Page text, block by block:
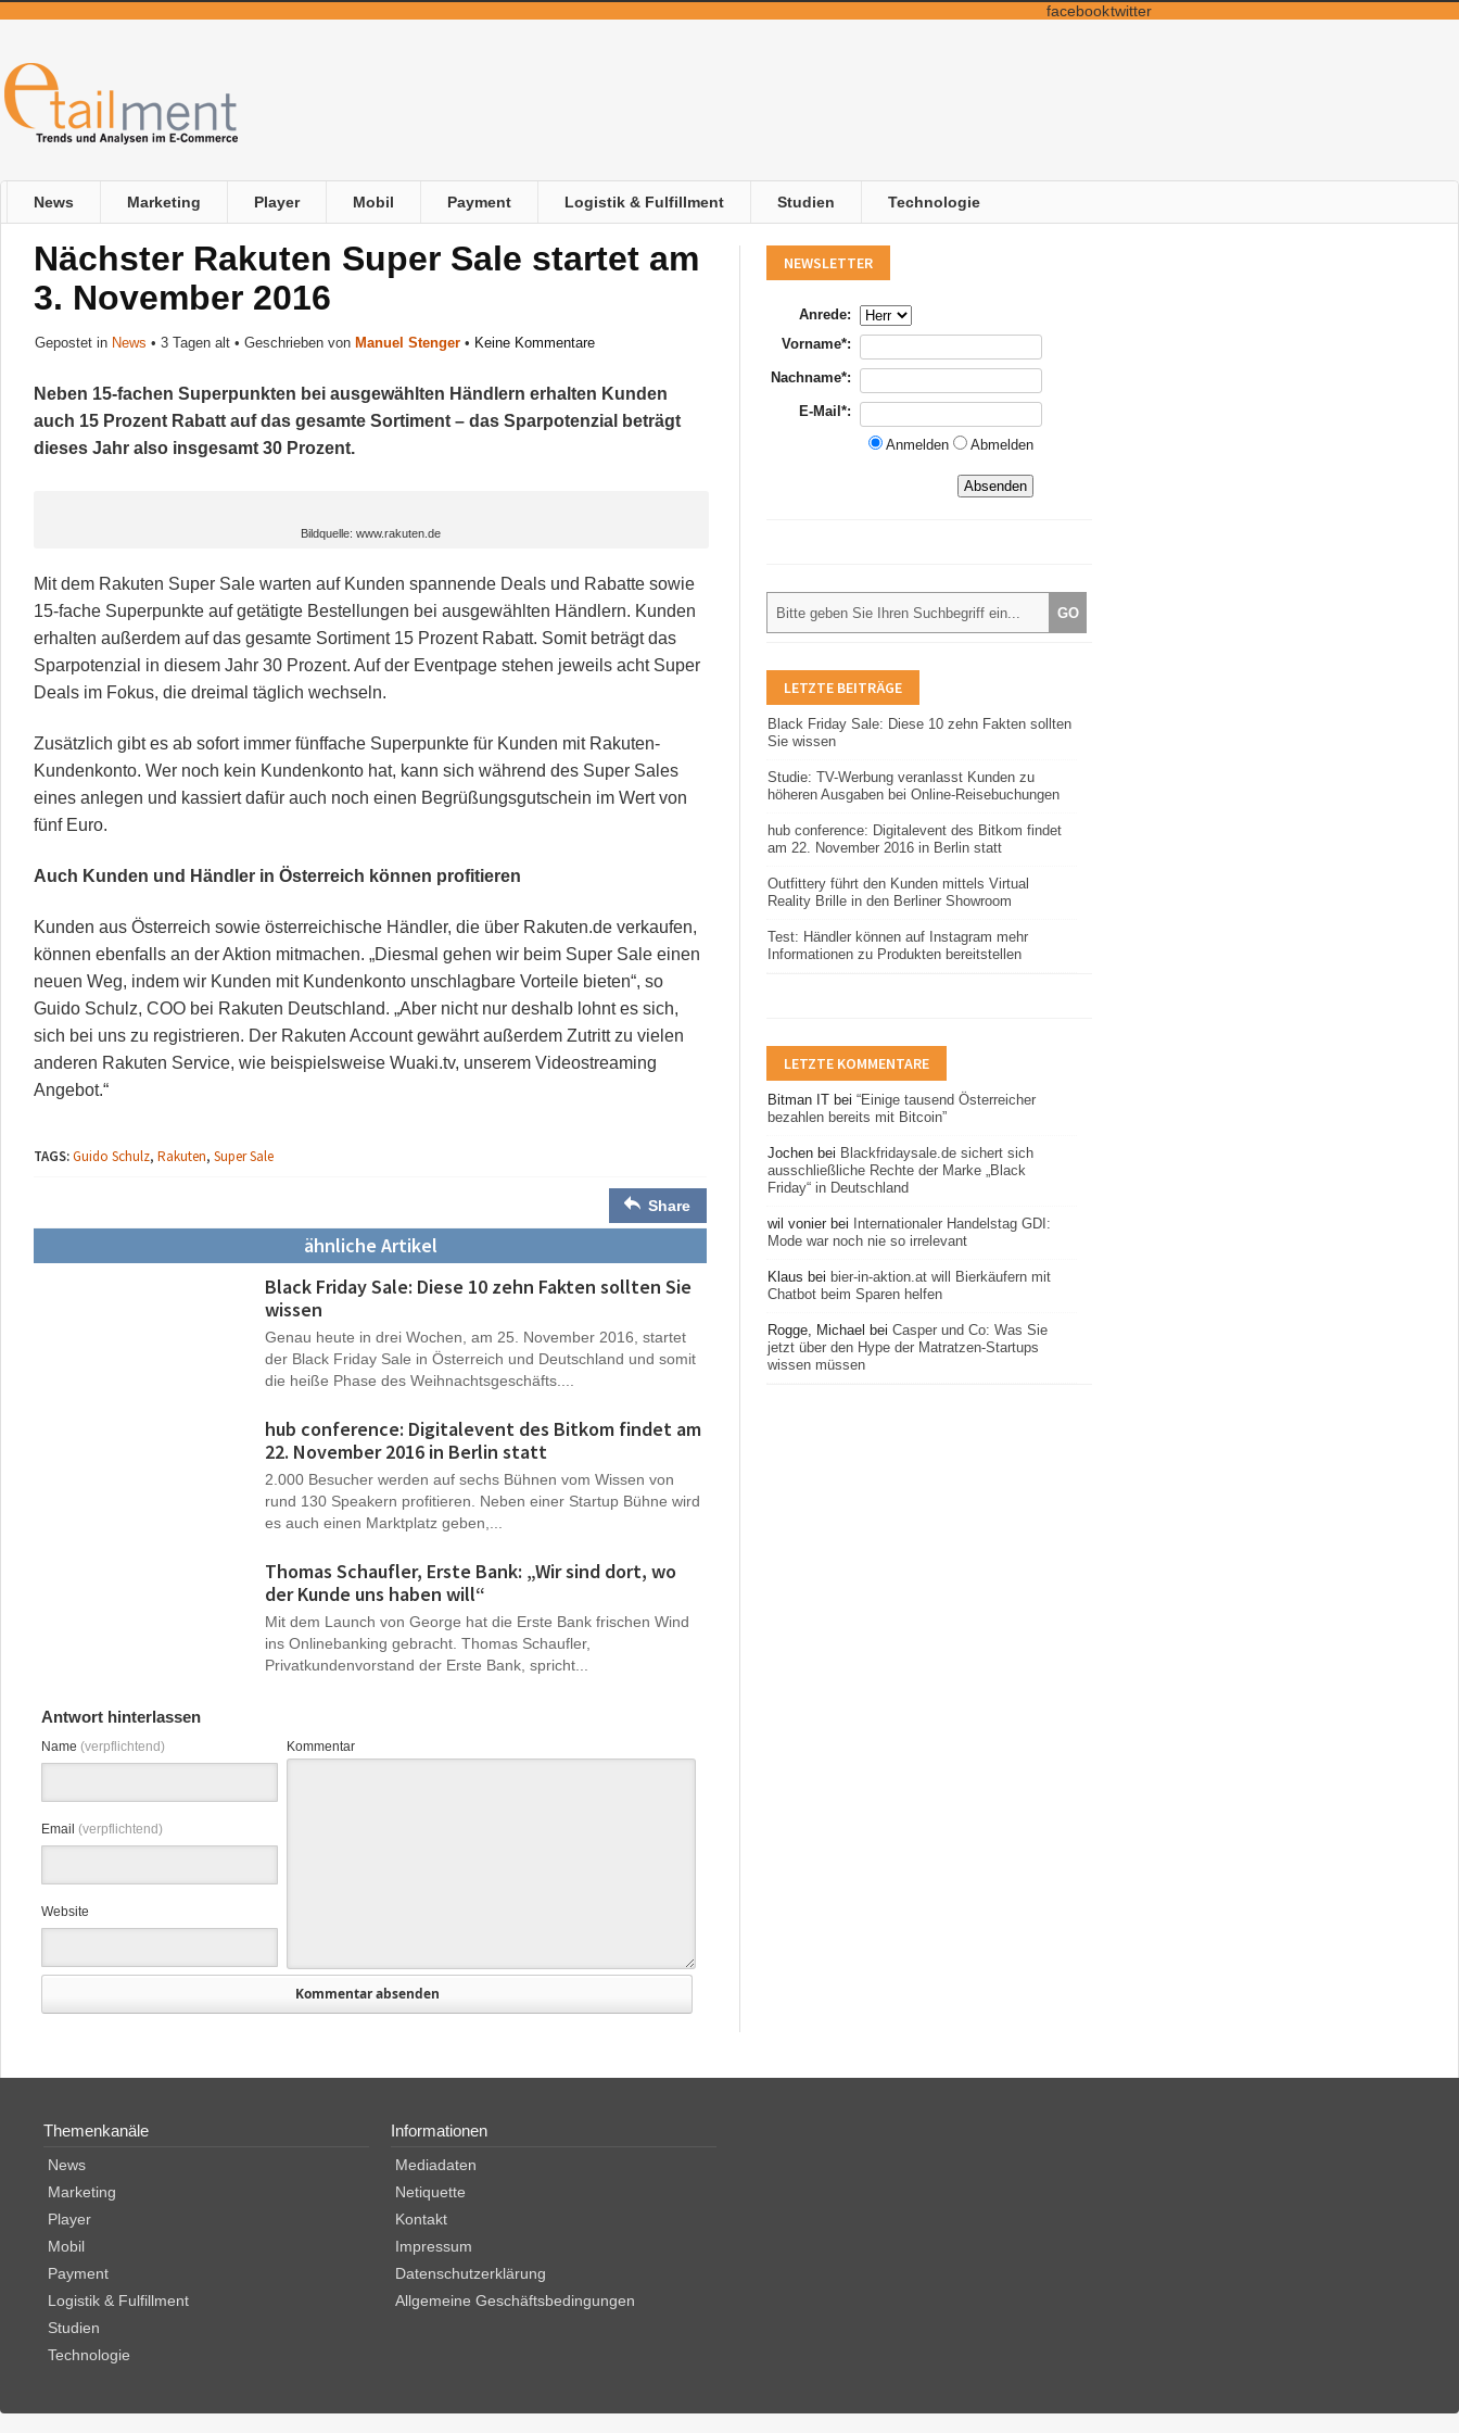
facebooktwitter
News Marketing Player Mobil Payment Logistik & Fulfillment Studien Technologie
Nächster Rakuten Super Sale startet am
3. November 2016
Gepostet in News • 3 Tagen alt • Geschrieben von Manuel Stenger • Keine Kommentare
Neben 15-fachen Superpunkten bei ausgewählten Händlern erhalten Kunden
auch 15 Prozent Rabatt auf das gesamte Sortiment – das Sparpotenzial beträgt
dieses Jahr also insgesamt 30 Prozent.
Bildquelle: www.rakuten.de
Mit dem Rakuten Super Sale warten auf Kunden spannende Deals und Rabatte sowie
15-fache Superpunkte auf getätigte Bestellungen bei ausgewählten Händlern. Kunden
erhalten außerdem auf das gesamte Sortiment 15 Prozent Rabatt. Somit beträgt das
Sparpotenzial in diesem Jahr 30 Prozent. Auf der Eventpage stehen jeweils acht Super
Deals im Fokus, die dreimal täglich wechseln.
Zusätzlich gibt es ab sofort immer fünffache Superpunkte für Kunden mit Rakuten-
Kundenkonto. Wer noch kein Kundenkonto hat, kann sich während des Super Sales
eines anlegen und kassiert dafür auch noch einen Begrüßungsgutschein im Wert von
fünf Euro.
Auch Kunden und Händler in Österreich können profitieren
Kunden aus Österreich sowie österreichische Händler, die über Rakuten.de verkaufen,
können ebenfalls an der Aktion mitmachen. „Diesmal gehen wir beim Super Sale einen
neuen Weg, indem wir Kunden mit Kundenkonto unschlagbare Vorteile bieten“, so
Guido Schulz, COO bei Rakuten Deutschland. „Aber nicht nur deshalb lohnt es sich,
sich bei uns zu registrieren. Der Rakuten Account gewährt außerdem Zutritt zu vielen
anderen Rakuten Service, wie beispielsweise Wuaki.tv, unserem Videostreaming
Angebot.“
TAGS:Guido Schulz, Rakuten, Super Sale
Share
ähnliche Artikel
Black Friday Sale: Diese 10 zehn Fakten sollten Sie
wissen
Genau heute in drei Wochen, am 25. November 2016, startet
der Black Friday Sale in Österreich und Deutschland und somit
die heiße Phase des Weihnachtsgeschäfts....
hub conference: Digitalevent des Bitkom findet am
22. November 2016 in Berlin statt
2.000 Besucher werden auf sechs Bühnen vom Wissen von
rund 130 Speakern profitieren. Neben einer Startup Bühne wird
es auch einen Marktplatz geben,...
Thomas Schaufler, Erste Bank: „Wir sind dort, wo
der Kunde uns haben will“
Mit dem Launch von George hat die Erste Bank frischen Wind
ins Onlinebanking gebracht. Thomas Schaufler,
Privatkundenvorstand der Erste Bank, spricht...
Antwort hinterlassen
Name (verpflichtend)
Email (verpflichtend)
Website
Kommentar
NEWSLETTER
Anrede:
Vorname*:
Nachname*:
E-Mail*:
Anmelden Abmelden
LETZTE BEITRÄGE
Black Friday Sale: Diese 10 zehn Fakten sollten
Sie wissen
Studie: TV-Werbung veranlasst Kunden zu
höheren Ausgaben bei Online-Reisebuchungen
hub conference: Digitalevent des Bitkom findet
am 22. November 2016 in Berlin statt
Outfittery führt den Kunden mittels Virtual
Reality Brille in den Berliner Showroom
Test: Händler können auf Instagram mehr
Informationen zu Produkten bereitstellen
LETZTE KOMMENTARE
Bitman IT bei “Einige tausend Österreicher
bezahlen bereits mit Bitcoin”
Jochen bei Blackfridaysale.de sichert sich
ausschließliche Rechte der Marke „Black
Friday“ in Deutschland
wil vonier bei
Internationaler Handelstag GDI:
Mode war noch nie so irrelevant
Klaus bei bier-in-aktion.at will Bierkäufern mit
Chatbot beim Sparen helfen
Rogge, Michael bei Casper und Co: Was Sie
jetzt über den Hype der Matratzen-Startups
wissen müssen
Themenkanäle
News
Marketing
Player
Mobil
Payment
Logistik & Fulfillment
Studien
Technologie
Informationen
Mediadaten
Netiquette
Kontakt
Impressum
Datenschutzerklärung
Allgemeine Geschäftsbedingungen